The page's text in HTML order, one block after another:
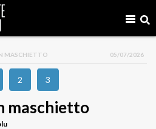
MASCHIETTO 05/07/2026
2 3
maschietto